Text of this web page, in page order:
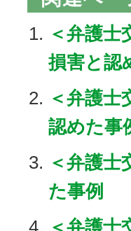
＜弁護士
損害と認
＜弁護士
認めた事
＜弁護士
た事例
＜弁護士